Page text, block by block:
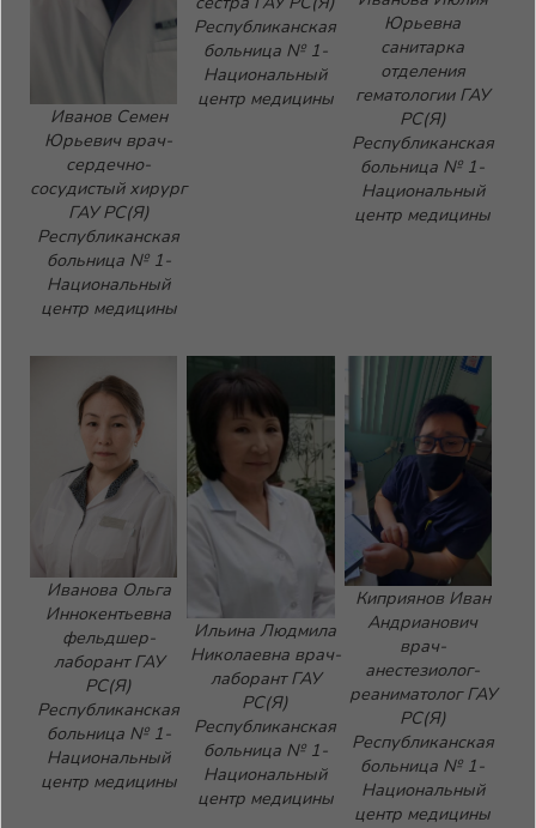
Иванов Семен
Юрьевич врач-
сердечно-
сосудистый хирург
ГАУ РС(Я)
Республиканская
больница № 1-
Национальный
центр медицины
Республиканская
больница № 1-
Национальный
центр медицины
Юрьевна
санитарка
отделения
гематологии ГАУ
РС(Я)
Республиканская
больница № 1-
Национальный
центр медицины
Иванова Ольга
Иннокентьевна
фельдшер-
лаборант ГАУ
РС(Я)
Республиканская
больница № 1-
Национальный
центр медицины
Ильина Людмила
Николаевна врач-
лаборант ГАУ
РС(Я)
Республиканская
больница № 1-
Национальный
центр медицины
Киприянов Иван
Андрианович
врач-
анестезиолог-
реаниматолог ГАУ
РС(Я)
Республиканская
больница № 1-
Национальный
центр медицины